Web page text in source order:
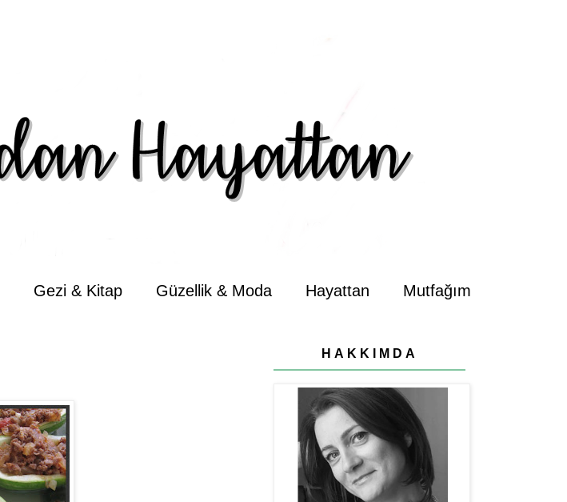
Gezi & Kitap Güzellik & Moda Hayattan Mutfağım
HAKKIMDA